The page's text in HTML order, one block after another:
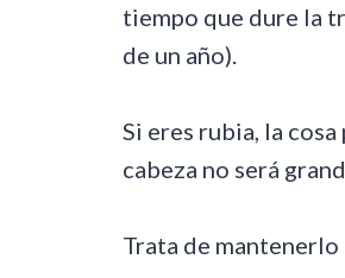
tiempo que dure la
de un año).
Si eres rubia, la
cabeza no será
Trata de